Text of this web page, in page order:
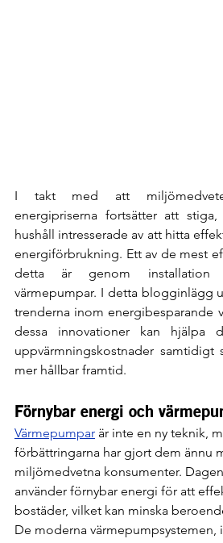
I takt med att
energipriserna fortsätter att
hushåll intresserade av att hitta
energiförbrukning. Ett av de mest
detta är genom installation
värmepumpar. I detta blogginlägg
trenderna inom energibesparande
dessa innovationer kan hjälpa
uppvärmningskostnader
mer hållbar framtid.
Förnybar energi och
Värmepumpar är inte en ny teknik,
förbättringarna har gjort dem ännu
miljömedvetna konsumenter.
använder förnybar energi för att
bostäder, vilket kan minska
De moderna värmepumpsystemen,